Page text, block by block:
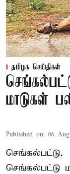
தமிழக செய்திகள்
மாடுகள்
Published on: 06
செங்கல்பட்டு,
செங்கல்பட்டு